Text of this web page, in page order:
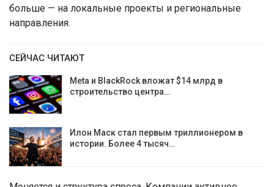
больше — на локальные проекты и региональные
направления.
СЕЙЧАС ЧИТАЮТ
Meta и BlackRock вложат $14 млрд в
строительство центра…
Илон Маск стал первым триллионером в
истории. Более 4 тысяч…